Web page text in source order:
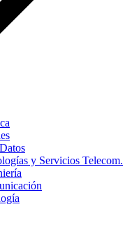
y Servicios Telecom.